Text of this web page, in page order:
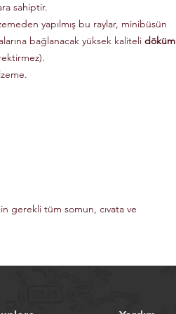
sahiptir.
yapılmış bu raylar, minibüsün
bağlanacak yüksek kaliteli döküm
gerekli tüm somun, cıvata ve